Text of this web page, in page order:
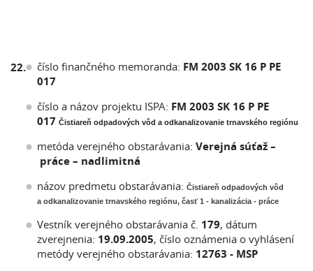
22. číslo finančného memoranda: FM 2003 SK 16 P PE
017
číslo a názov projektu ISPA: FM 2003 SK 16 P PE
017 Čistiareň odpadových vôd a odkanalizovanie trnavského regiónu
metóda verejného obstarávania: Verejná súťaž –
práce – nadlimitná
názov predmetu obstarávania: Čistiareň odpadových vôd
a odkanalizovanie trnavského regiónu, časť 1 - kanalizácia - práce
Vestník verejného obstarávania č. 179, dátum
zverejnenia: 19.09.2005, číslo oznámenia o vyhlásení
metódy verejného obstarávania: 12763 - MSP